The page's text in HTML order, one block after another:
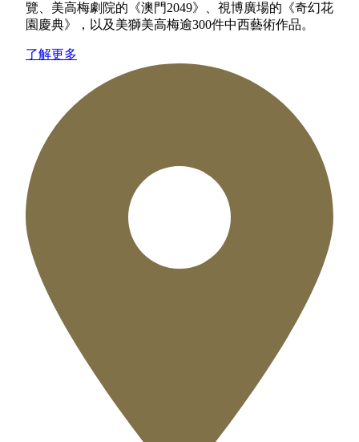
覽、美高梅劇院的《澳門2049》、視博廣場的《奇幻花
園慶典》，以及美獅美高梅逾300件中西藝術作品。
了解更多